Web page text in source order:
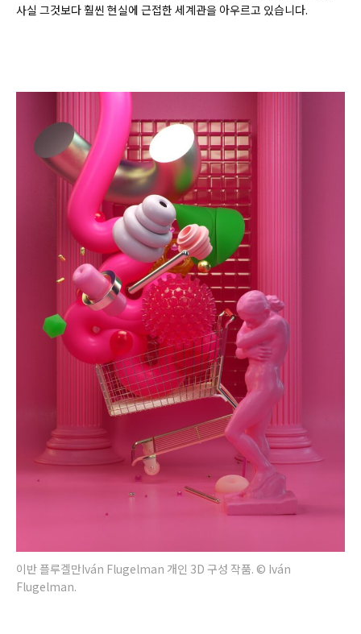
사실 그것보다 훨씬 현실에 근접한 세계관을 아우르고 있습니다.
이반 플루겔만Iván Flugelman 개인 3D 구성 작품. © Iván
Flugelman.